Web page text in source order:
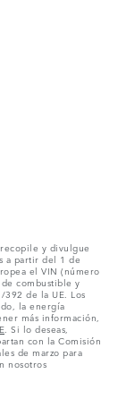
y divulgue
a partir del 1 de
el VIN (número
combustible y
de la UE. Los
la energía
más información,
. Si lo deseas,
con la Comisión
de marzo para
nosotros